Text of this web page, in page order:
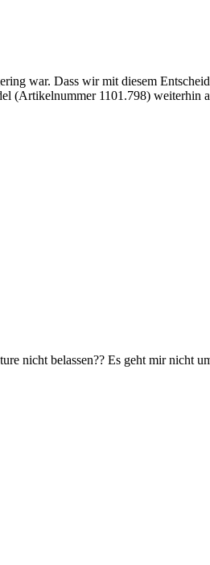
war. Dass wir mit diesem
(Artikelnummer 1101.798) weiterhin
nicht belassen?? Es geht mir nicht